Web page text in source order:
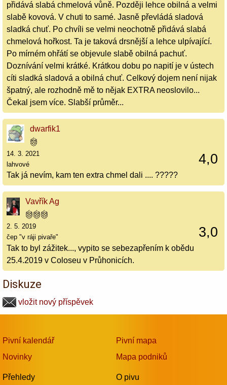
přidává slabá chmelová vůně. Později lehce obilná a velmi
slabě kovová. V chuti to samé. Jasně převládá sladová
sladká chuť. Po chvíli se velmi neochotně přidává slabá
chmelová hořkost. Ta je taková drsnější a lehce ulpívající.
Po mírném ohřátí se objevule slabě obilná pachuť.
Doznívání velmi krátké. Krátkou dobu po napití je v ústech
cíti sladká sladová a obilná chuť. Celkový dojem není nijak
špatný, ale rozhodně mě to nějak EXTRA neoslovilo...
Čekal jsem více. Slabší průměr...
dwarfik1
4,0
14. 3. 2021
lahvové
Tak já nevím, kam ten extra chmel dali .... ?????
Vavřík Ag
3,0
2. 5. 2019
čep "v ráji pivaře"
Tak to byl zážitek..., vypito se sebezapřením k obědu
25.4.2019 v Coloseu v Průhonicích.
Diskuze
vložit nový příspěvek
Pivní kalendář
Novinky
Přehledy
Pivní mapa
Mapa podniků
O pivu